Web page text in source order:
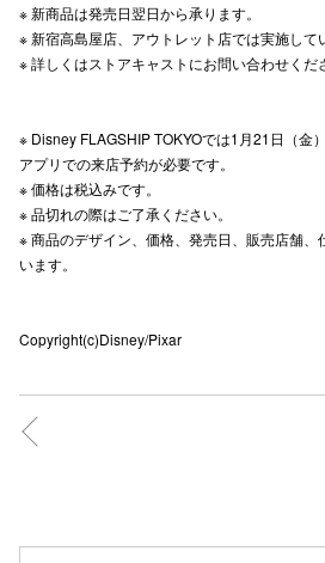
※ 新商品は発売日翌日から承ります。
※ 新宿高島屋店、アウトレット店では実施して
※ 詳しくはストアキャストにお問い合わせくだ
※ Disney FLAGSHIP TOKYOでは1月21日（金
アプリでの来店予約が必要です。
※ 価格は税込みです。
※ 品切れの際はご了承ください。
※ 商品のデザイン、価格、発売日、販売店舗
います。
Copyright(c)Disney/Pixar